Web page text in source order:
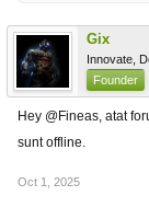
Gix
Innovate,
Founder
Hey @Fineas, atat
sunt offline.
Oct 1, 2025